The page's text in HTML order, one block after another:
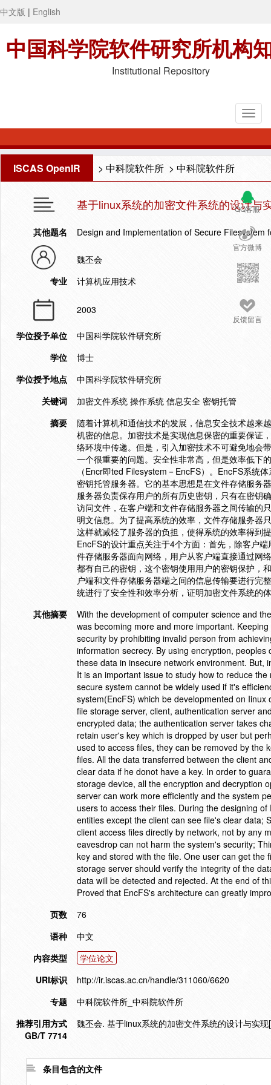
中文版 | English
中国科学院软件研究所机构
Institutional Repository
ISCAS OpenIR > 中科院软件所 > 中科院软件所
QQ客服
官方微博
反馈留言
基于linux系统的加密文件系统的设计与
其他题名 Design and Implementation of Secure Filesystem
魏丕会
专业
计算机应用技术
2003
学位授予单位
中国科学院软件研究所
学位
博士
学位授予地点
中国科学院软件研究所
关键词
加密文件系统 操作系统 信息安全 密钥托管
摘要
随着计算机和通信技术的发展，信息安全技术越来
机密的信息。加密技术是实现信息保密的重要保证
络环境中传递。但是，引入加密技术不可避免地会
一个很重要的问题。安全性非常高，但是效率低下
（Encr即ted Filesystem－EncFS）。EncFS系统
密钥托管服务器。它的基本思想是在文件存储服务
服务器负责保存用户的所有历史密钥，只有在密钥
访问文件，在客户端和文件存储服务器之间传输的
明文信息。为了提高系统的效率，文件存储服务器
这样就减轻了服务器的负担，使得系统的效率得到
EncFS的设计重点关注于4个方面：首先，除客户
件存储服务器面向网络，用户从客户端直接通过网
都有自己的密钥，这个密钥使用用户的密钥保护，
户端和文件存储服务器端之间的信息传输要进行完
统进行了安全性和效率分析，证明加密文件系统的
其他摘要
With the development of computer science and
was becoming more and more important.
security by prohibiting invalid person from
information secrecy. By using encryption,
these data in insecure network environment. But,
It is an important issue to study how to reduce
secure system cannot be widely used if it's
system(EncFS) which be developmented on
file storage server, client, authentication server
encrypted data; the authentication server takes
retain user's key which is dropped by user but
used to access files, they can be removed by the
files. All the data transferred between the client
clear data if he donot have a key. In order to
storage device, all the encryption and decryption
server can work more efficiently and the system
users to access their files. During the designing
entities except the client can see file's clear data;
client access files directly by network, not by any
eavesdrop can not harm the system's security;
key and stored with the file. One user can get the
storage server should verify the integrity of the
data will be detected and rejected. At the end of
Proved that EncFS's architecture can greatly
页数
76
语种
中文
内容类型
学位论文
URI标识
http://ir.iscas.ac.cn/handle/311060/6620
专题
中科院软件所_中科院软件所
推荐引用方式
GB/T 7714
魏丕会. 基于linux系统的加密文件系统的设计与实
条目包含的文件